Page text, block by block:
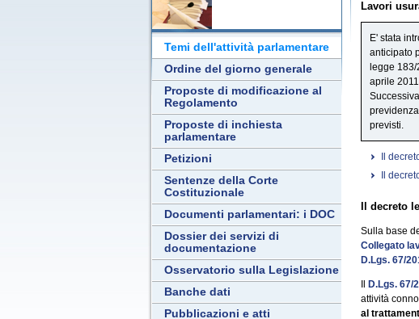
Temi dell'attività parlamentare
Ordine del giorno generale
Proposte di modificazione al
Regolamento
Proposte di inchiesta
parlamentare
Petizioni
Sentenze della Corte
Costituzionale
Documenti parlamentari: i DOC
Dossier dei servizi di
documentazione
Osservatorio sulla Legislazione
Banche dati
Pubblicazioni e atti
Lavori
E' stata
anticipato
legge
aprile
previsti.
Il
Il
Il decreto
Sulla base
Collegato
D.Lgs. 67/
D.Lgs. 67/
attività
al